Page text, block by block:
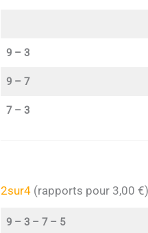
9 – 3
9 – 7
7 – 3
2sur4 (rapports pour 3,00 €)
9 – 3 – 7 – 5